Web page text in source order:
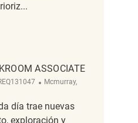
REQ117085
Associate
ASSOCIATE
Ubicación
Mcmurray,
día trae nuevas
exploración y